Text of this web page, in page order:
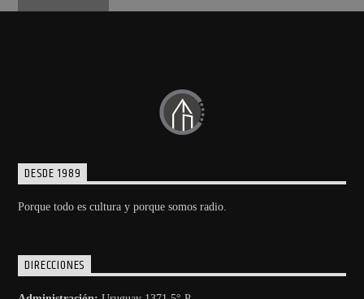
DESDE 1989
Porque todo es cultura y porque somos radio.
DIRECCIONES